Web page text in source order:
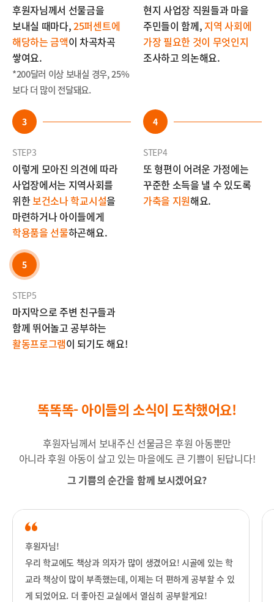
후원자님께서 선물금을
보내실 때마다,25퍼센트에
해당하는 금액이 차곡차곡
쌓여요.
*200달러 이상 보내실 경우, 25%
보다 더 많이 전달돼요.
현지 사업장 직원들과 마을
주민들이 함께, 지역 사회에
가장 필요한 것이 무엇인지
조사하고 의논해요.
3
STEP3
이렇게 모아진 의견에 따라
사업장에서는 지역사회를
위한보건소나 학교시설을
마련하거나 아이들에게
학용품을 선물하곤해요.
4
STEP4
또 형편이 어려운 가정에는
꾸준한 소득을 낼 수 있도록
가축을 지원해요.
5
STEP5
마지막으로 주변 친구들과
함께 뛰어놀고 공부하는
활동프로그램이 되기도 해요!
똑똑똑- 아이들의 소식이 도착했어요!
후원자님께서 보내주신 선물금은 후원 아동뿐만
아니라 후원 아동이 살고 있는 마을에도 큰 기쁨이 된답니다!
그 기쁨의 순간을 함께 보시겠어요?
후원자님!
우리 학교에도 책상과 의자가 많이 생겼어요! 시골에 있는 학
교라 책상이 많이 부족했는데, 이제는 더 편하게 공부할 수 있
게 되었어요. 더 좋아진 교실에서 열심히 공부할게요!